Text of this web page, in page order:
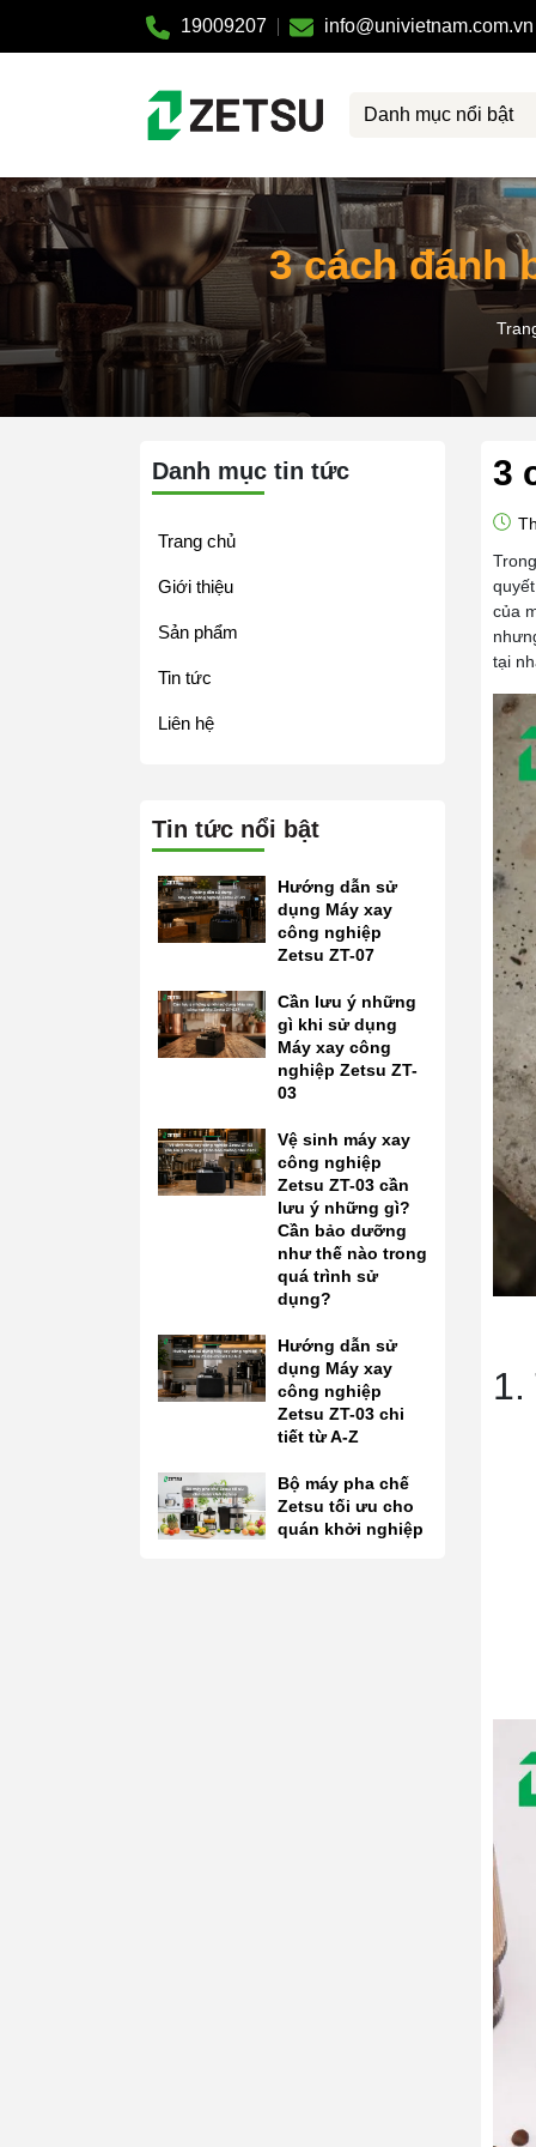
19009207 info@univietnam.com.vn
Danh mục nổi bật
3 cách đánh
3
của
tại
1.
Danh mục tin tức
Trang chủ
Giới thiệu
Sản phẩm
Tin tức
Liên hệ
Tin tức nổi bật
Hướng dẫn sử
dụng Máy xay
công nghiệp
Zetsu ZT-07
Cần lưu ý những
gì khi sử dụng
Máy xay công
nghiệp Zetsu ZT-
03
Vệ sinh máy xay
công nghiệp
Zetsu ZT-03 cần
lưu ý những gì?
Cần bảo dưỡng
như thế nào trong
quá trình sử
dụng?
Hướng dẫn sử
dụng Máy xay
công nghiệp
Zetsu ZT-03 chi
tiết từ A-Z
Bộ máy pha chế
Zetsu tối ưu cho
quán khởi nghiệp